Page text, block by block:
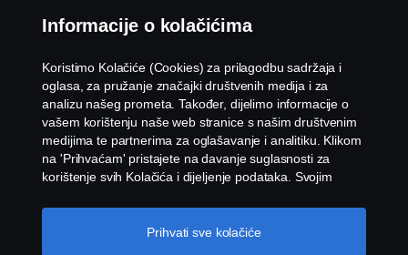
O Scaniji
Scania in Your
Region:
Hercegovina
Informacije o kolačićima
Koristimo Kolačiće (Cookies) za prilagodbu sadržaja i
oglasa, za pružanje značajki društvenih medija i za
analizu našeg prometa. Također, dijelimo informacije o
vašem korištenju naše web stranice s našim društvenim
medijima te partnerima za oglašavanje i analitiku. Klikom
na 'Prihvaćam' pristajete na davanje suglasnosti za
korištenje svih Kolačića i dijeljenje podataka. Svojim
Kolačića' i odabirom kategorija koje želite prihvatiti. Za
detaljnije objašnjenje o tome kako koristimo Kolačiće,
Prihvati sve kolačiće